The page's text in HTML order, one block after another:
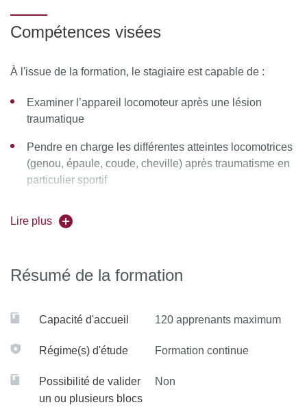
Compétences visées
À l'issue de la formation, le stagiaire est capable de :
Examiner l’appareil locomoteur après une lésion
traumatique
Pendre en charge les différentes atteintes locomotrices
(genou, épaule, coude, cheville) après traumatisme en
particulier sportif
pour éviter les récidives
d’armes, de lancer et les effets des micro-traumatismes
Lire plus
Résumé de la formation
Capacité d'accueil 120 apprenants maximum
Régime(s) d'étude Formation continue
Possibilité de valider
un ou plusieurs blocs
Non